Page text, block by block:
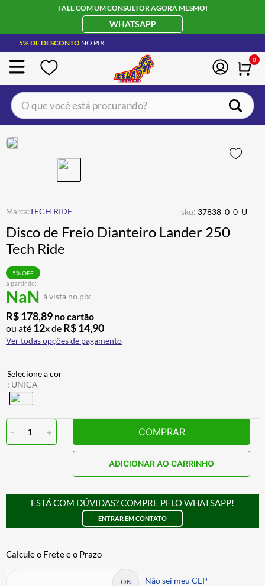
FALE COM UM CONSULTOR AGORA MESMO!
WHATSAPP
5% DE DESCONTO NO PIX
0
O que você está procurando?
TECH RIDE sku: 37838_0_0_U
Disco de Freio Dianteiro Lander 250
Tech Ride
a partir de:
NaN à vista no pix
5% OFF
R$178,89 no cartão
ou até 12x de R$14,90
Ver todas opções de pagamento
: UNICA
- 1 + COMPRAR
ADICIONAR AO CARRINHO
ESTÁ COM DÚVIDAS? COMPRE PELO WHATSAPP!
ENTRAR EM CONTATO
Não sei meu CEP
BOTA
4º ÓCULOS SOLAR
5º LUVA
6º BAU
7º
8 º AIROH
9º CALÇA
10º BOTAS